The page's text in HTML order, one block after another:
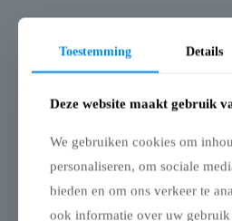
Flexxum
Beschermhoes
4 x 4m
Beschermhoes – aluminium
vouwtent 4 x 4 m (zwart)
Met deze beschermhoes
Toestemming Details
Deze website maakt gebruik
We gebruiken cookies om
personaliseren, om sociale
bieden en om ons verkeer te
ook informatie over uw gebruik